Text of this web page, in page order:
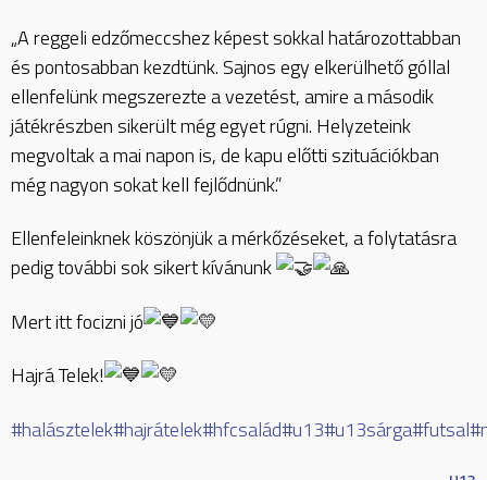
„A reggeli edzőmeccshez képest sokkal határozottabban
és pontosabban kezdtünk. Sajnos egy elkerülhető góllal
ellenfelünk megszerezte a vezetést, amire a második
játékrészben sikerült még egyet rúgni. Helyzeteink
megvoltak a mai napon is, de kapu előtti szituációkban
még nagyon sokat kell fejlődnünk.”
Ellenfeleinknek köszönjük a mérkőzéseket, a folytatásra
pedig további sok sikert kívánunk
Mert itt focizni jó
Hajrá Telek!
#halásztelek#hajrátelek#hfcsalád#u13#u13sárga#futsal